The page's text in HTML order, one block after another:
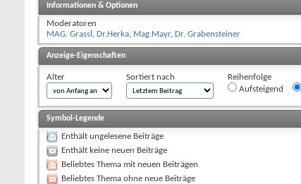
Informationen & Optionen
Moderatoren
MAG. Grassl , Dr.Herka, Mag.Mayr, Dr. Grabensteiner
Anzeige-Eigenschaften
Alter Sortiert nach
Reihenfolge
Aufsteigend
Symbol-Legende
Enthält ungelesene Beiträge
Enthält keine neuen Beiträge
Beliebtes Thema mit neuen Beiträgen
Beliebtes Thema ohne neue Beiträge